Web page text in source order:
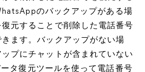
のバックアップがある場
元することで削除した電話番号
ます。バックアップがない場
プにチャットが含まれていない
タ復元ツールを使って電話番号